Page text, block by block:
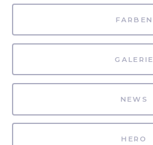
FARBEN
GALERIE
NEWS
HERO